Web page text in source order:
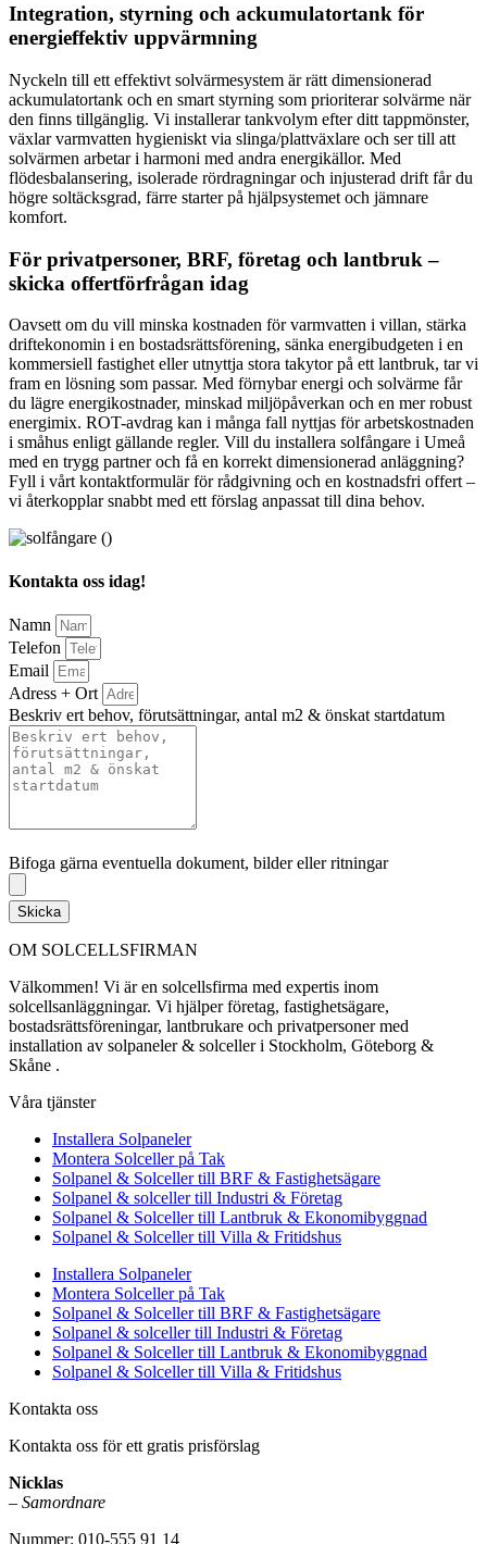
Integration, styrning och ackumulatortank för
energieffektiv uppvärmning
Nyckeln till ett effektivt solvärmesystem är rätt dimensionerad
ackumulatortank och en smart styrning som prioriterar solvärme när
den finns tillgänglig. Vi installerar tankvolym efter ditt tappmönster,
växlar varmvatten hygieniskt via slinga/plattväxlare och ser till att
solvärmen arbetar i harmoni med andra energikällor. Med
flödesbalansering, isolerade rördragningar och injusterad drift får du
högre soltäcksgrad, färre starter på hjälpsystemet och jämnare
komfort.
För privatpersoner, BRF, företag och lantbruk –
skicka offertförfrågan idag
Oavsett om du vill minska kostnaden för varmvatten i villan, stärka
driftekonomin i en bostadsrättsförening, sänka energibudgeten i en
kommersiell fastighet eller utnyttja stora takytor på ett lantbruk, tar vi
fram en lösning som passar. Med förnybar energi och solvärme får
du lägre energikostnader, minskad miljöpåverkan och en mer robust
energimix. ROT-avdrag kan i många fall nyttjas för arbetskostnaden
i småhus enligt gällande regler. Vill du installera solfångare i Umeå
med en trygg partner och få en korrekt dimensionerad anläggning?
Fyll i vårt kontaktformulär för rådgivning och en kostnadsfri offert –
vi återkopplar snabbt med ett förslag anpassat till dina behov.
Kontakta oss idag!
Namn
Telefon
Email
Adress + Ort
Beskriv ert behov, förutsättningar, antal m2 & önskat startdatum
Bifoga gärna eventuella dokument, bilder eller ritningar
Skicka
OM SOLCELLSFIRMAN
Välkommen! Vi är en solcellsfirma med expertis inom
solcellsanläggningar. Vi hjälper företag, fastighetsägare,
bostadsrättsföreningar, lantbrukare och privatpersoner med
installation av solpaneler & solceller i Stockholm, Göteborg &
Skåne .
Våra tjänster
Installera Solpaneler
Montera Solceller på Tak
Solpanel & Solceller till BRF & Fastighetsägare
Solpanel & solceller till Industri & Företag
Solpanel & Solceller till Lantbruk & Ekonomibyggnad
Solpanel & Solceller till Villa & Fritidshus
Installera Solpaneler
Montera Solceller på Tak
Solpanel & Solceller till BRF & Fastighetsägare
Solpanel & solceller till Industri & Företag
Solpanel & Solceller till Lantbruk & Ekonomibyggnad
Solpanel & Solceller till Villa & Fritidshus
Kontakta oss
Kontakta oss för ett gratis prisförslag
Nicklas
– Samordnare
Nummer: 010-555 91 14